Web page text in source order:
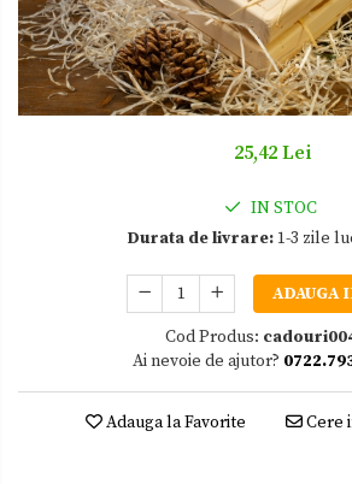
Zacusca
25,42 Lei
IN STOC
Durata de livrare:1-3 zile
ADAUGA
Cod Produs:
Ai nevoie de ajutor?
Adauga la Favorite Cere